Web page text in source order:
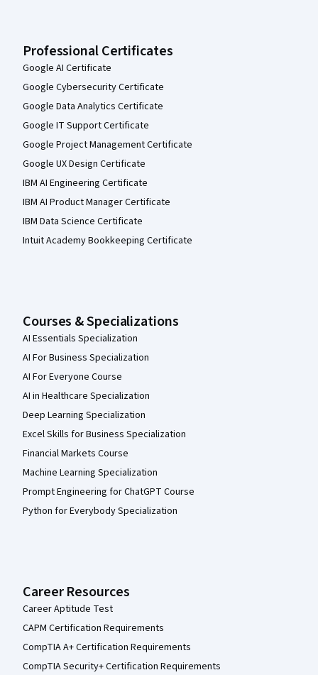
Professional Certificates
Google AI Certificate
Google Cybersecurity Certificate
Google Data Analytics Certificate
Google IT Support Certificate
Google Project Management Certificate
Google UX Design Certificate
IBM AI Engineering Certificate
IBM AI Product Manager Certificate
IBM Data Science Certificate
Intuit Academy Bookkeeping Certificate
Courses & Specializations
AI Essentials Specialization
AI For Business Specialization
AI For Everyone Course
AI in Healthcare Specialization
Deep Learning Specialization
Excel Skills for Business Specialization
Financial Markets Course
Machine Learning Specialization
Prompt Engineering for ChatGPT Course
Python for Everybody Specialization
Career Resources
Career Aptitude Test
CAPM Certification Requirements
CompTIA A+ Certification Requirements
CompTIA Security+ Certification Requirements